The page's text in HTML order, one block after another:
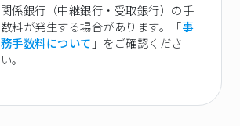
関係銀行（中継銀行・受取銀行）の手
数料が発生する場合があります。「事
務手数料について 」をご確認くださ
い。